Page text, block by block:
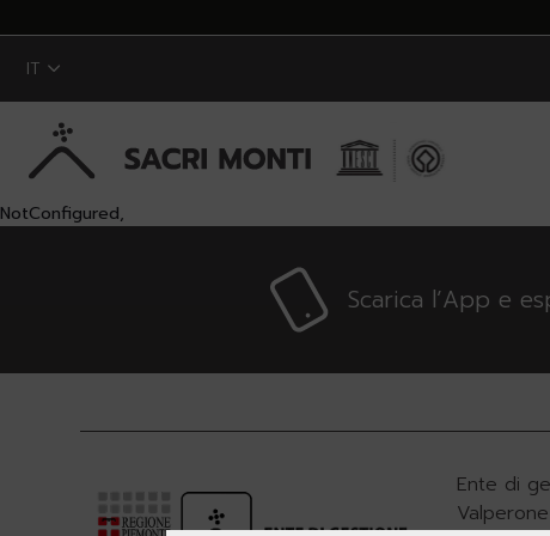
Skip to Main Content
IT
NotConfigured,
Scarica l’App e
Ente di
Valperone